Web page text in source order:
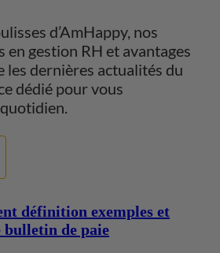
d’AmHappy, nos
en gestion RH et avantages
les dernières actualités du
dédié pour vous
définition exemples et
de paie